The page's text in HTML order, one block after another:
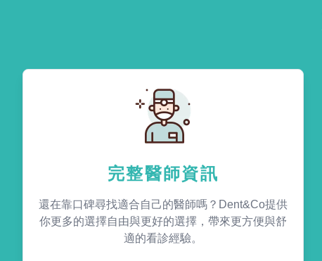
完整醫師資訊
還在靠口碑尋找適合自己的醫師嗎？Dent&Co提供
你更多的選擇自由與更好的選擇，帶來更方便與舒
適的看診經驗。